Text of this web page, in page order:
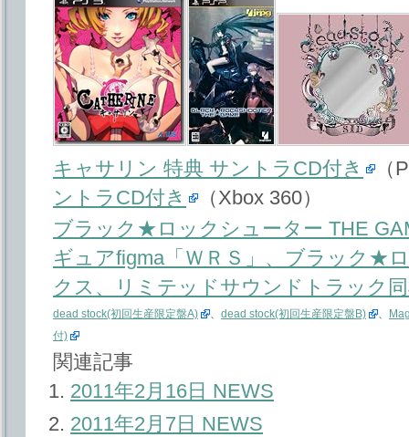
キャサリン 特典 サントラCD付き
（
ントラCD付き
（Xbox 360）
ブラック★ロックシューター THE
ギュアfigma「ＷＲＳ」、ブラック★
クス、リミテッドサウンドトラック
dead stock(初回生産限定盤A) dead stock(初回生産限定盤B)
付)
関連記事
2011年2月16日 NEWS
2011年2月7日 NEWS